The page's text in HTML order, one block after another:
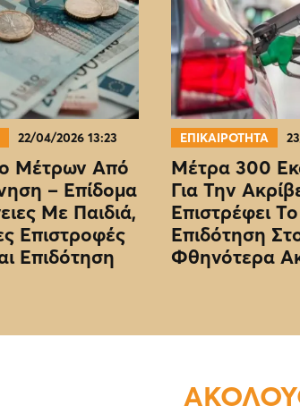
22/04/2026 13:23
Μέτρων Από
– Επίδομα
Με Παιδιά,
Επιστροφές
Επιδότηση
ΕΠΙΚΑΙΡΟΤΗΤΑ
Μέτρα 300
Για Την
Επιστρέφει
Επιδότηση
Φθηνότερα